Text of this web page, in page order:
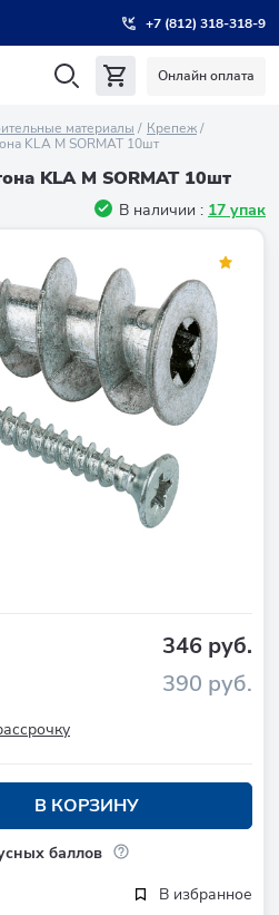
+7 (812) 318-318-9
Онлайн оплата
материалы
Крепеж
KLA M SORMAT 10шт
KLA M SORMAT 10шт
В наличии : 17 упак
346 руб.
390 руб.
В КОРЗИНУ
баллов
В избранное